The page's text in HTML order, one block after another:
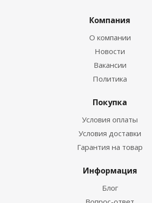
Компания
О компании
Новости
Вакансии
Политика
Покупка
Условия оплаты
Условия доставки
Гарантия на товар
Информация
Блог